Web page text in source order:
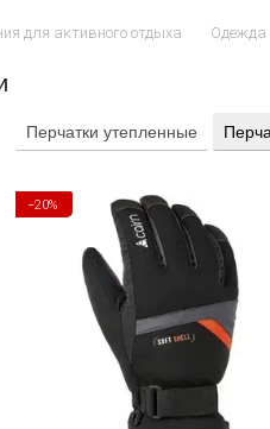
для активного отдыха Одежда
Перчатки утепленные
−20%